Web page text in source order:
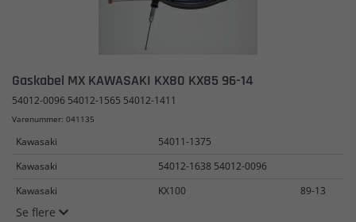
Gaskabel MX KAWASAKI KX80 KX85 96-14
54012-0096 54012-1565 54012-1411
Varenummer: 041135
Kawasaki
54011-1375
Kawasaki
54012-1638 54012-0096
Kawasaki
KX100 89-13
Se flere